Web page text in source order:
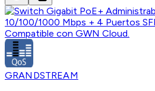
GRANDSTREAM